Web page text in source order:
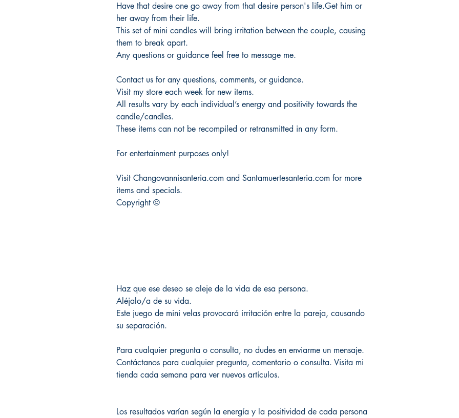
Have that desire one go away from that desire person's life.Get him or
her away from their life.
This set of mini candles will bring irritation between the couple, causing
them to break apart.
Any questions or guidance feel free to message me.
Contact us for any questions, comments, or guidance.
Visit my store each week for new items.
All results vary by each individual’s energy and positivity towards the
candle/candles.
These items can not be recompiled or retransmitted in any form.
For entertainment purposes only!
Visit Changovannisanteria.com and Santamuertesanteria.com for more
items and specials.
Copyright ©
Haz que ese deseo se aleje de la vida de esa persona.
Aléjalo/a de su vida.
Este juego de mini velas provocará irritación entre la pareja, causando
su separación.
Para cualquier pregunta o consulta, no dudes en enviarme un mensaje.
Contáctanos para cualquier pregunta, comentario o consulta. Visita mi
tienda cada semana para ver nuevos artículos.
Los resultados varían según la energía y la positividad de cada persona